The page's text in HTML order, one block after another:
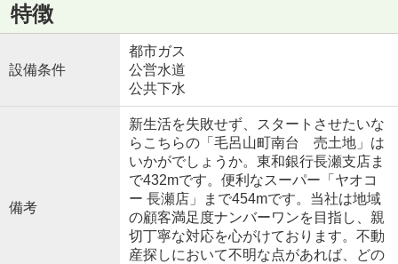
特徴
設備条件
都市ガス
公営水道
公共下水
備考
新生活を失敗せず、スタートさせたいな
らこちらの「毛呂山町南台 売土地」は
いかがでしょうか。東和銀行長瀬支店ま
で432mです。便利なスーパー「ヤオコ
ー 長瀬店」まで454mです。当社は地域
の顧客満足度ナンバーワンを目指し、親
切丁寧な対応を心がけております。不動
産探しにおいて不明な点があれば、どの